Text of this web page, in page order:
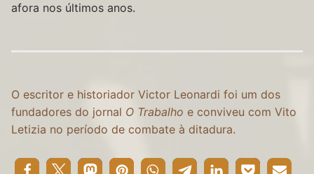
afora nos últimos anos.
O escritor e historiador Victor Leonardi foi um dos
fundadores do jornal O Trabalho e conviveu com Vito
Letizia no período de combate à ditadura.